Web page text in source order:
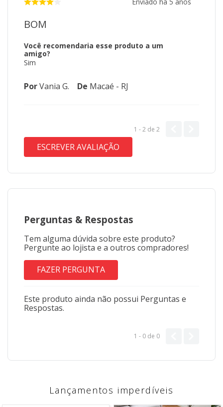
Enviado há 5 anos
BOM
Você recomendaria esse produto a um
amigo?
Sim
PorVania G. De Macaé - RJ
1 - 2 de 2
ESCREVER AVALIAÇÃO
Perguntas & Respostas
Tem alguma dúvida sobre este produto?
Pergunte ao lojista e a outros compradores!
FAZER PERGUNTA
Este produto ainda não possui Perguntas e
Respostas.
1 - 0 de 0
Lançamentos imperdíveis